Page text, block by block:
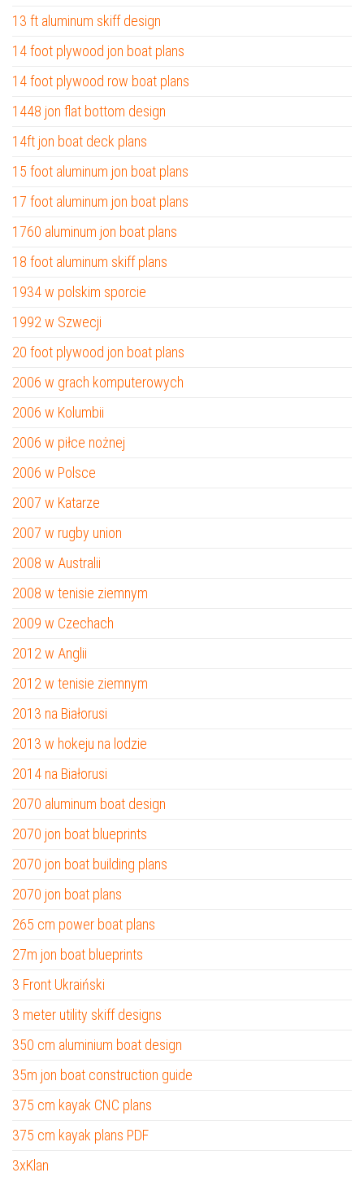
13 ft aluminum skiff design
14 foot plywood jon boat plans
14 foot plywood row boat plans
1448 jon flat bottom design
14ft jon boat deck plans
15 foot aluminum jon boat plans
17 foot aluminum jon boat plans
1760 aluminum jon boat plans
18 foot aluminum skiff plans
1934 w polskim sporcie
1992 w Szwecji
20 foot plywood jon boat plans
2006 w grach komputerowych
2006 w Kolumbii
2006 w piłce nożnej
2006 w Polsce
2007 w Katarze
2007 w rugby union
2008 w Australii
2008 w tenisie ziemnym
2009 w Czechach
2012 w Anglii
2012 w tenisie ziemnym
2013 na Białorusi
2013 w hokeju na lodzie
2014 na Białorusi
2070 aluminum boat design
2070 jon boat blueprints
2070 jon boat building plans
2070 jon boat plans
265 cm power boat plans
27m jon boat blueprints
3 Front Ukraiński
3 meter utility skiff designs
350 cm aluminium boat design
35m jon boat construction guide
375 cm kayak CNC plans
375 cm kayak plans PDF
3xKlan